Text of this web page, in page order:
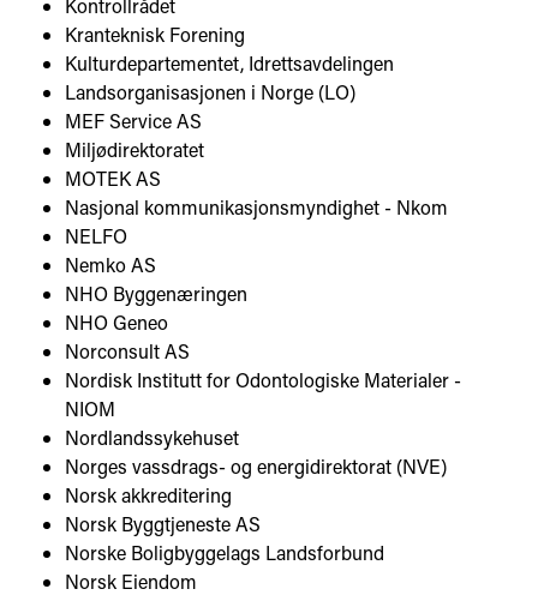
Kontrollrådet
Kranteknisk Forening
Kulturdepartementet, Idrettsavdelingen
Landsorganisasjonen i Norge (LO)
MEF Service AS
Miljødirektoratet
MOTEK AS
Nasjonal kommunikasjonsmyndighet - Nkom
NELFO
Nemko AS
NHO Byggenæringen
NHO Geneo
Norconsult AS
Nordisk Institutt for Odontologiske Materialer -
NIOM
Nordlandssykehuset
Norges vassdrags- og energidirektorat (NVE)
Norsk akkreditering
Norsk Byggtjeneste AS
Norske Boligbyggelags Landsforbund
Norsk Eiendom